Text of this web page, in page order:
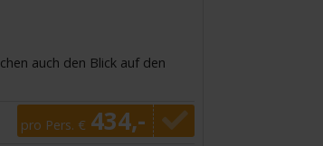
auch den Blick auf den
pro Pers. € 434,-